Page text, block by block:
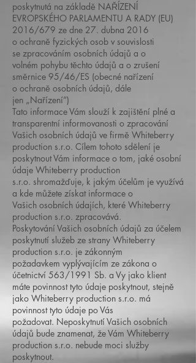
poskytnutá na základě NAŘÍZENÍ
EVROPSKÉHO PARLAMENTU A RADY (EU)
2016/679 ze dne 27. dubna 2016
o ochraně fyzických osob v souvislosti
se zpracováním osobních údajů a o
volném pohybu těchto údajů a o zrušení
směrnice 95/46/ES (obecné nařízení
o ochraně osobních údajů, dále
jen „Nařízení”)
Tato informace Vám slouží k zajištění plné a
transparentní informovanosti o zpracování
Vašich osobních údajů ve firmě Whiteberry
production s.r.o. Cílem tohoto sdělení je
poskytnout Vám informace o tom, jaké osobní
údaje Whiteberry production
s.r.o. shromažďuje, k jakým účelům je využívá
a kde můžete získat informace o
Vašich osobních údajích, které Whiteberry
production s.r.o. zpracovává.
Poskytování Vašich osobních údajů za účelem
poskytnutí služeb ze strany Whiteberry
production s.r.o. je zákonným
požadavkem vyplývajícím ze zákona o
účetnictví 563/1991 Sb. a Vy jako klient
máte povinnost tyto údaje poskytnout, stejně
jako Whiteberry production s.r.o. má
povinnost tyto údaje po Vás
požadovat. Neposkytnutí Vašich osobních
údajů bude znamenat, že Vám Whiteberry
production s.r.o. nebude moci služby
poskytnout.